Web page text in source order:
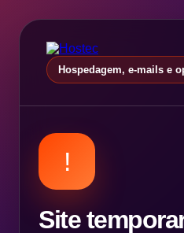
Hospedagem, e-mails e
!
Site